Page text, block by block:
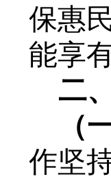
保惠
能享
二
（
作坚